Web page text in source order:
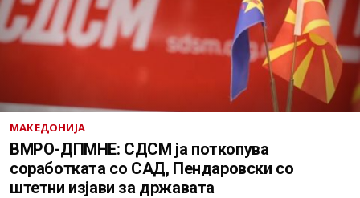
МАКЕДОНИЈА
ВМРО-ДПМНЕ: СДСМ ја поткопува
соработката со САД, Пендаровски со
штетни изјави за државата